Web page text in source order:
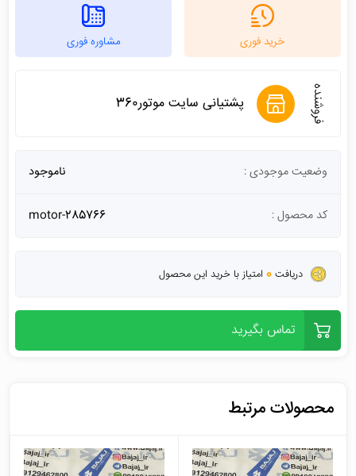
خرید فوری مشاوره فوری
فروشنده پشتیانی سایت موتور360
وضعیت موجودی : ناموجود
کد محصول : motor-285766
دریافت 0امتیاز با خرید این محصول
تماس بگیرید
محصولات مرتبط